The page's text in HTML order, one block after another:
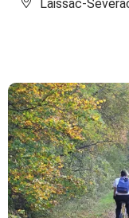
Laissac-